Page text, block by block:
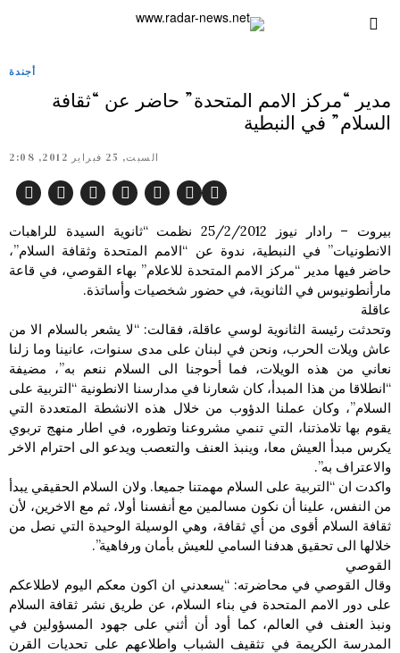
أجندة
مدير “مركز الامم المتحدة” حاضر عن “ثقافة
السلام” في النبطية
السبت, 25 فبراير 2012, 2:08
بيروت – رادار نيوز 25/2/2012 نظمت “ثانوية السيدة للراهبات
الانطونيات” في النبطية، ندوة عن “الامم المتحدة وثقافة السلام”،
حاضر فيها مدير “مركز الامم المتحدة للاعلام” بهاء القوصي، في قاعة
مارأنطونيوس في الثانوية، في حضور شخصيات وأساتذة.
عاقلة
وتحدثت رئيسة الثانوية لوسي عاقلة، فقالت: “لا يشعر بالسلام الا من
عاش ويلات الحرب، ونحن في لبنان على مدى سنوات، عانينا وما زلنا
نعاني من هذه الويلات، فما أحوجنا الى السلام ننعم به”، مضيفة
“انطلاقا من هذا المبدأ، كان شعارنا في مدارسنا الانطونية “التربية على
السلام”، وكان عملنا الدؤوب من خلال هذه الانشطة المتعددة التي
يقوم بها تلامذتنا، التي تنمي مشروعنا وتطوره، في اطار منهج تربوي
يكرس مبدأ العيش معا، وينبذ العنف والتعصب ويدعو الى احترام الاخر
والاعتراف به”.
واكدت ان “التربية على السلام مهمتنا جميعا. ولان السلام الحقيقي يبدأ
من النفس، علينا أن نكون مسالمين مع أنفسنا أولا، ثم مع الاخرين، لأن
ثقافة السلام أقوى من أي ثقافة، وهي الوسيلة الوحيدة التي نصل من
خلالها الى تحقيق هدفنا السامي للعيش بأمان ورفاهية”.
القوصي
وقال القوصي في محاضرته: “يسعدني ان اكون معكم اليوم لاطلاعكم
على دور الامم المتحدة في بناء السلام، عن طريق نشر ثقافة السلام
ونبذ العنف في العالم، كما أود أن أثني على جهود المسؤولين في
المدرسة الكريمة في تثقيف الشباب واطلاعهم على تحديات القرن